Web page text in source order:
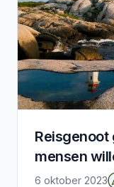
Reisgenoot
mensen
6 oktober 2023